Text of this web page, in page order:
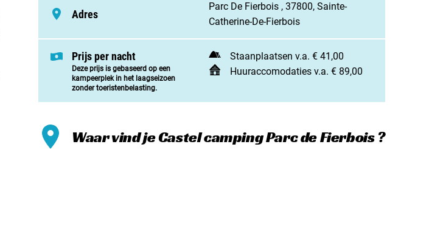
Adres
Parc De Fierbois , 37800, Sainte-
Catherine-De-Fierbois
Prijs per nacht
Deze prijs is gebaseerd op een
kampeerplek in het laagseizoen
zonder toeristenbelasting.
Staanplaatsen v.a. € 41,00
Huuraccomodaties v.a. € 89,00
Waar vind je Castel camping Parc de Fierbois ?